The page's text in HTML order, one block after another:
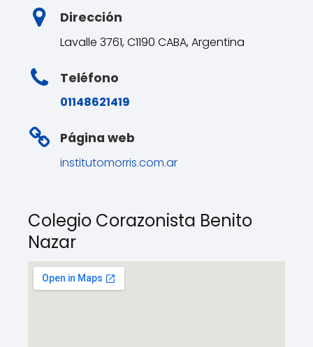
Dirección
Lavalle 3761, C1190 CABA, Argentina
Teléfono
01148621419
Página web
institutomorris.com.ar
Colegio Corazonista Benito
Nazar